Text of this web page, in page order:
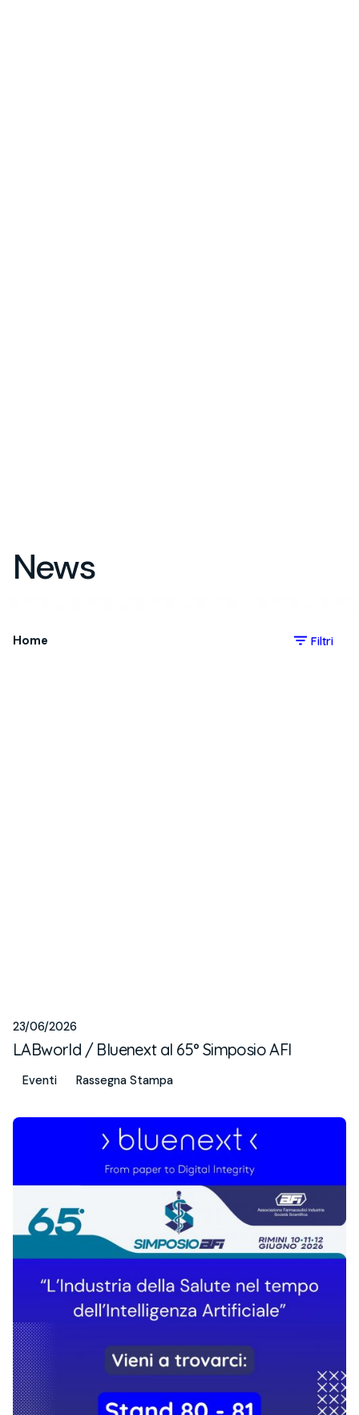
News
Home Filtri
23/06/2026
LABworld / Bluenext al 65° Simposio AFI
Eventi Rassegna Stampa